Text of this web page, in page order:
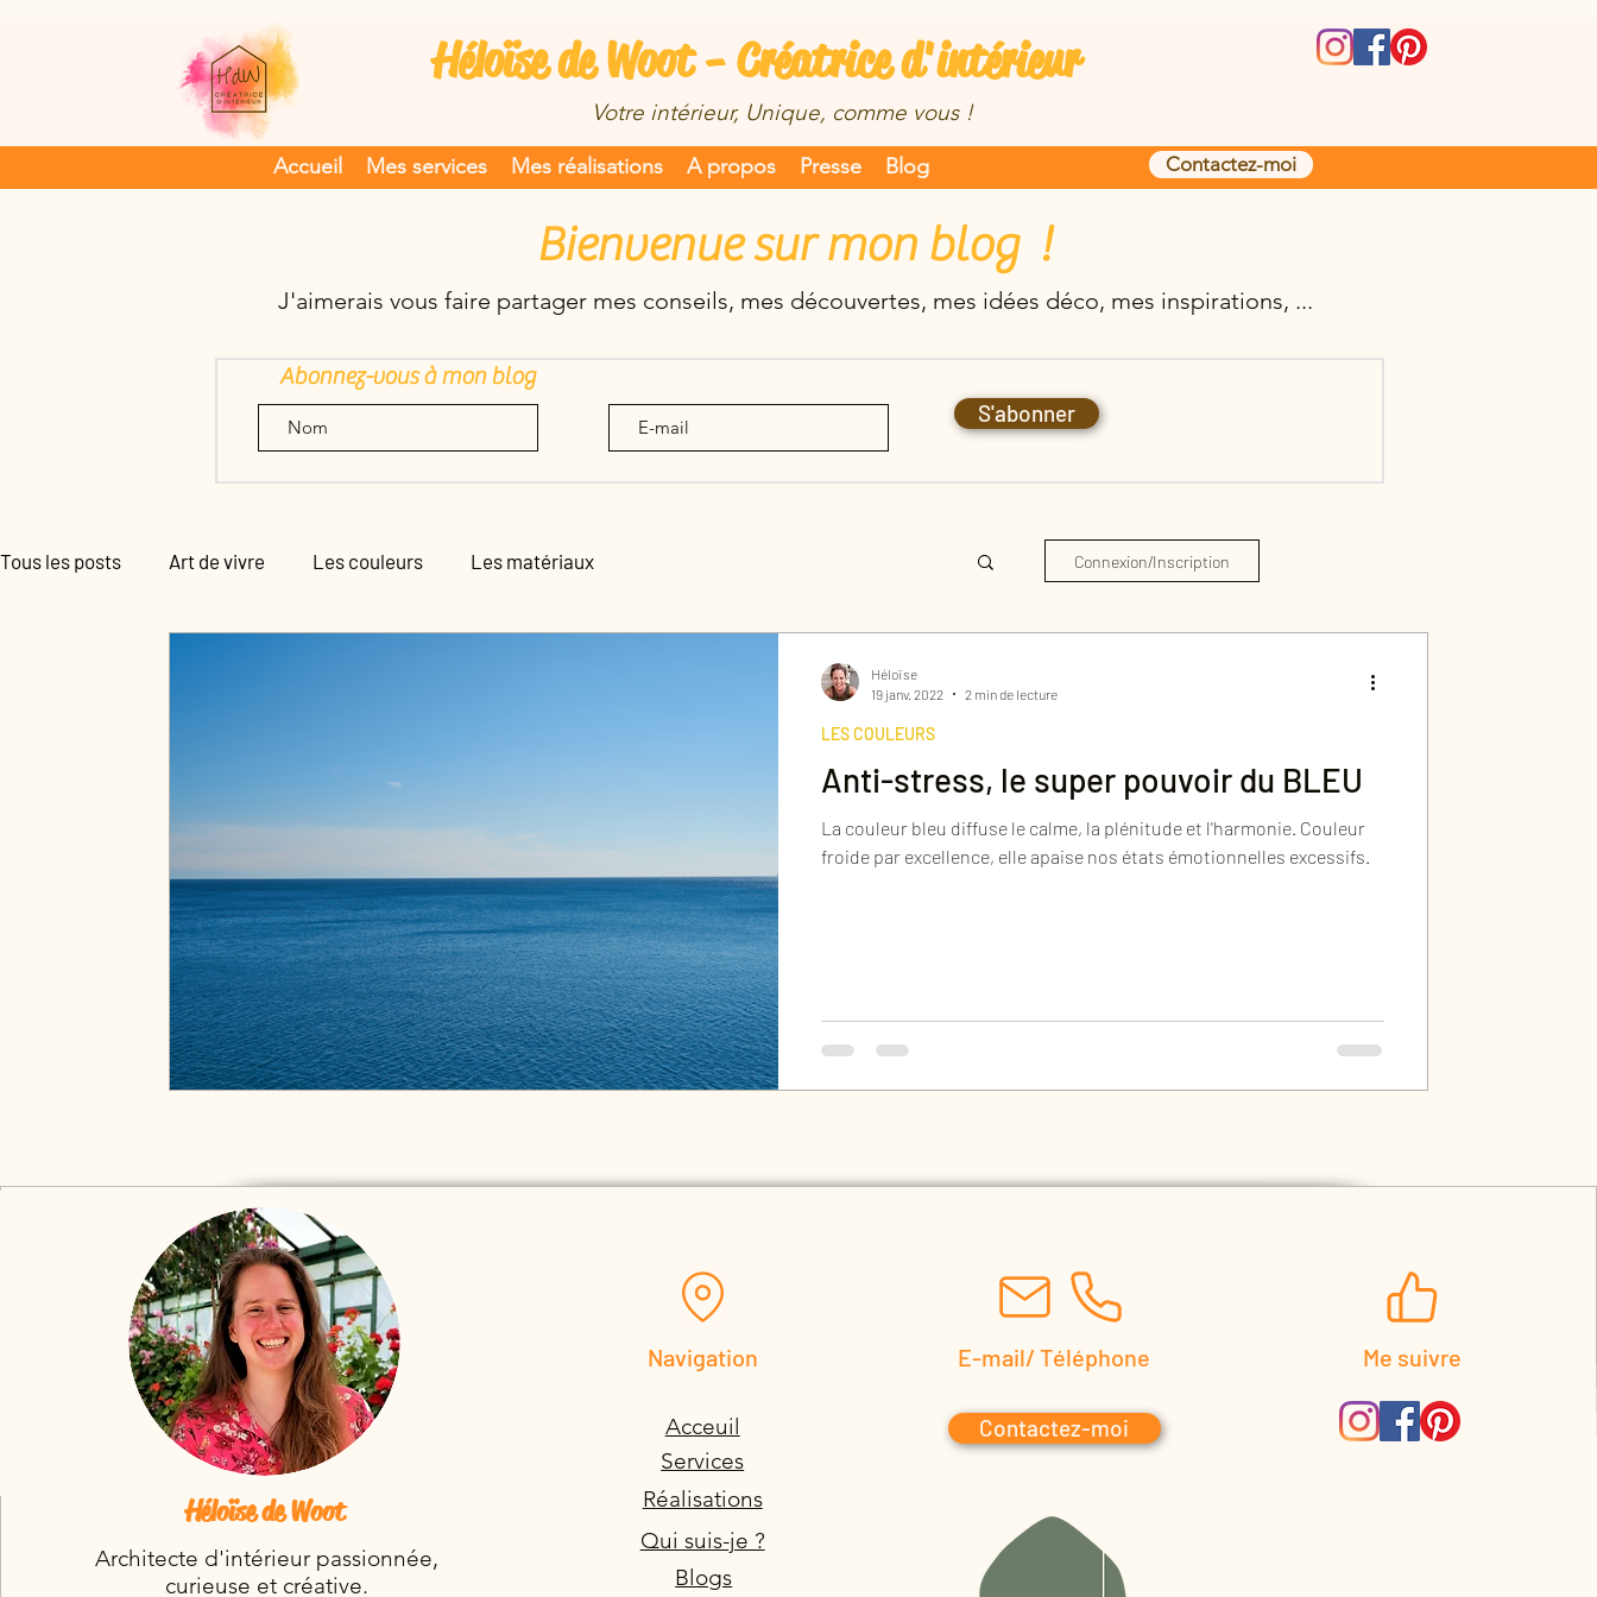
Héloïse de Woot - Créatrice d'intérieur
Votre intérieur, Unique, comme vous !
Accueil Mes services Mes réalisations A propos Presse Blog Contactez-moi
Bienvenue sur mon blog !
J'aimerais vous faire partager mes conseils, mes découvertes, mes idées déco, mes inspirations, ...
Abonnez-vous à mon blog
S'abonner
Tous les posts Art de vivre Les couleurs Les matériaux Connexion/Inscription
Anti-stress, le super pouvoir du BLEU
La couleur bleu diffuse le calme, la plénitude et l'harmonie. Couleur
froide par excellence, elle apaise nos états émotionnelles excessifs.
LES COULEURS
Héloïse
19 janv. 2022
2 min de lecture
Héloïse de Woot
Architecte d'intérieur passionnée,
curieuse et créative.
Navigation
Acceuil
Services
Réalisations
Qui suis-je ?
Blogs
E-mail/ Téléphone
Contactez-moi
Me suivre